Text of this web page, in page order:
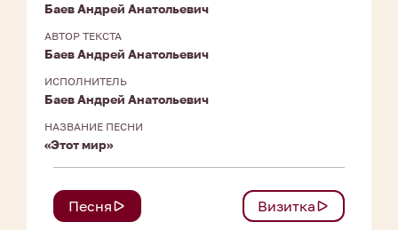
Баев Андрей Анатольевич
АВТОР ТЕКСТА
Баев Андрей Анатольевич
ИСПОЛНИТЕЛЬ
Баев Андрей Анатольевич
НАЗВАНИЕ ПЕСНИ
«Этот мир»
Песня Визитка